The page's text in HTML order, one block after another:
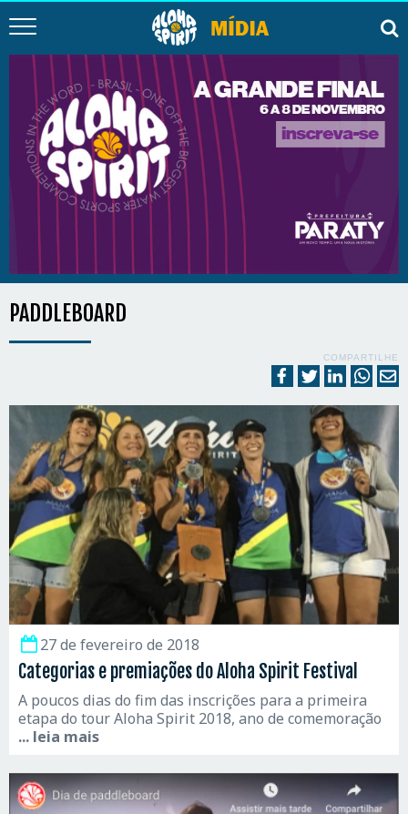
PADDLEBOARD
COMPARTILHE
27 de fevereiro de 2018
Categorias e premiações do Aloha Spirit Festival
A poucos dias do fim das inscrições para a primeira
etapa do tour Aloha Spirit 2018, ano de comemoração
... leia mais